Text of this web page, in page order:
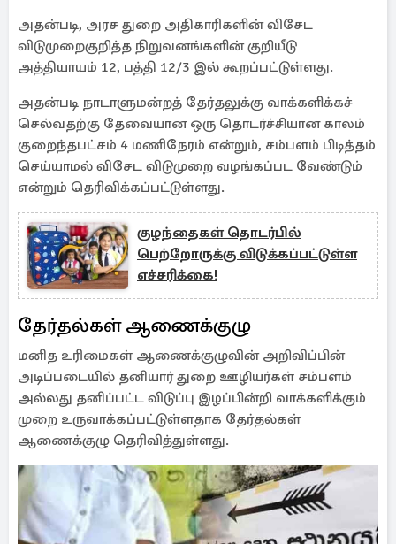
அதன்படி, அரச துறை அதிகாரிகளின் விசேட
விடுமுறைகுறித்த நிறுவனங்களின் குறியீடு
அத்தியாயம் 12, பத்தி 12/3 இல் கூறப்பட்டுள்ளது.
அதன்படி நாடாளுமன்றத் தேர்தலுக்கு வாக்களிக்கச்
செல்வதற்கு தேவையான ஒரு தொடர்ச்சியான காலம்
குறைந்தபட்சம் 4 மணிநேரம் என்றும், சம்பளம் பிடித்தம்
செய்யாமல் விசேட விடுமுறை வழங்கப்பட வேண்டும்
என்றும் தெரிவிக்கப்பட்டுள்ளது.
குழந்தைகள் தொடர்பில்
பெற்றோருக்கு விடுக்கப்பட்டுள்ள
எச்சரிக்கை!
தேர்தல்கள் ஆணைக்குழு
மனித உரிமைகள் ஆணைக்குழுவின் அறிவிப்பின்
அடிப்படையில் தனியார் துறை ஊழியர்கள் சம்பளம்
அல்லது தனிப்பட்ட விடுப்பு இழப்பின்றி வாக்களிக்கும்
முறை உருவாக்கப்பட்டுள்ளதாக தேர்தல்கள்
ஆணைக்குழு தெரிவித்துள்ளது.